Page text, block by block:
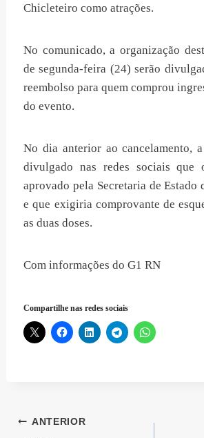
Chicleteiro como atrações.
No comunicado, a organização
de segunda-feira (24) serão
reembolso para quem comprou
do evento.
No dia anterior ao cancelamento,
divulgado nas redes sociais que
aprovado pela Secretaria de Estado
e que exigiria comprovante de
as duas doses.
Com informações do G1 RN
Compartilhe nas redes sociais
Navegação
ANTERIOR